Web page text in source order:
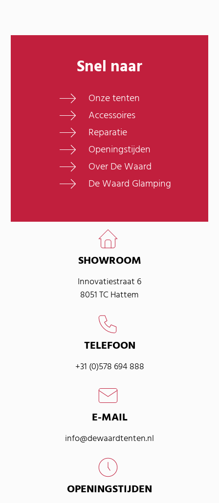
Snel naar
Onze tenten
Accessoires
Reparatie
Openingstijden
Over De Waard
De Waard Glamping
SHOWROOM
Innovatiestraat 6
8051 TC Hattem
TELEFOON
+31 (0)578 694 888
E-MAIL
info@dewaardtenten.nl
OPENINGSTIJDEN